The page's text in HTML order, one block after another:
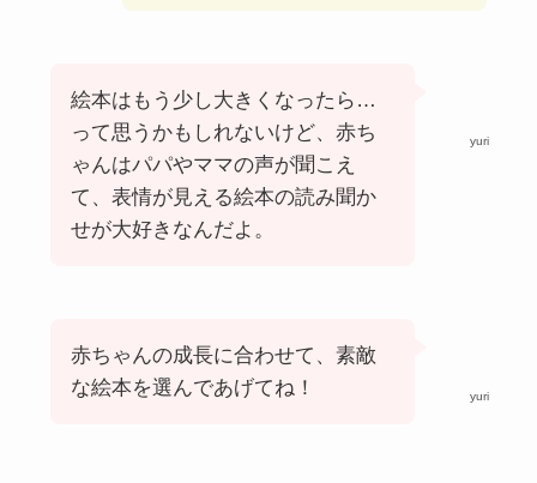
yuri
絵本はもう少し大きくなったら…
って思うかもしれないけど、赤ち
ゃんはパパやママの声が聞こえ
て、表情が見える絵本の読み聞か
せが大好きなんだよ。
yuri
赤ちゃんの成長に合わせて、素敵
な絵本を選んであげてね！